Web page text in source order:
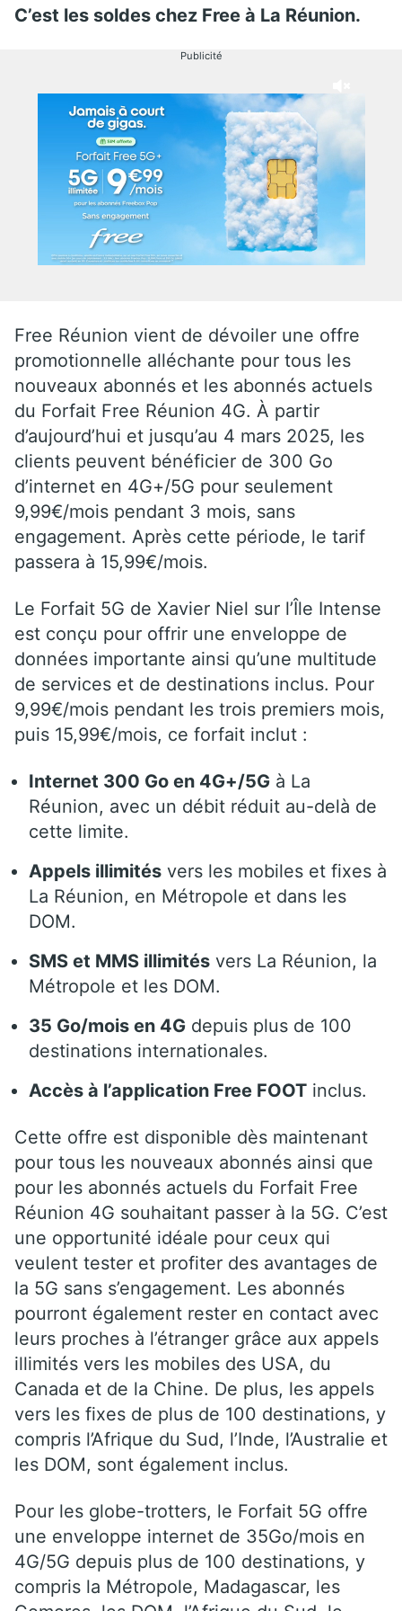
C’est les soldes chez Free à La Réunion.
Publicité
Free Réunion vient de dévoiler une offre
promotionnelle alléchante pour tous les
nouveaux abonnés et les abonnés actuels
du Forfait Free Réunion 4G. À partir
d’aujourd’hui et jusqu’au 4 mars 2025, les
clients peuvent bénéficier de 300 Go
d’internet en 4G+/5G pour seulement
9,99€/mois pendant 3 mois, sans
engagement. Après cette période, le tarif
passera à 15,99€/mois.
Le Forfait 5G de Xavier Niel sur l’Île Intense
est conçu pour offrir une enveloppe de
données importante ainsi qu’une multitude
de services et de destinations inclus. Pour
9,99€/mois pendant les trois premiers mois,
puis 15,99€/mois, ce forfait inclut :
Internet 300 Go en 4G+/5G à La
Réunion, avec un débit réduit au-delà de
cette limite.
Appels illimités vers les mobiles et fixes à
La Réunion, en Métropole et dans les
DOM.
SMS et MMS illimités vers La Réunion, la
Métropole et les DOM.
35 Go/mois en 4G depuis plus de 100
destinations internationales.
Accès à l’application Free FOOT inclus.
Cette offre est disponible dès maintenant
pour tous les nouveaux abonnés ainsi que
pour les abonnés actuels du Forfait Free
Réunion 4G souhaitant passer à la 5G. C’est
une opportunité idéale pour ceux qui
veulent tester et profiter des avantages de
la 5G sans s’engagement. Les abonnés
pourront également rester en contact avec
leurs proches à l’étranger grâce aux appels
illimités vers les mobiles des USA, du
Canada et de la Chine. De plus, les appels
vers les fixes de plus de 100 destinations, y
compris l’Afrique du Sud, l’Inde, l’Australie et
les DOM, sont également inclus.
Pour les globe-trotters, le Forfait 5G offre
une enveloppe internet de 35Go/mois en
4G/5G depuis plus de 100 destinations, y
compris la Métropole, Madagascar, les